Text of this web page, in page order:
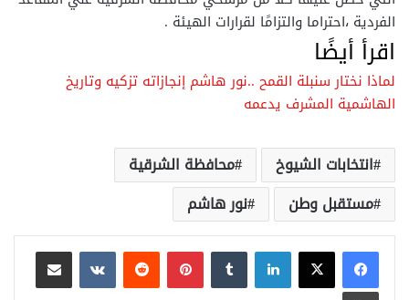
الفردية ،احتراما والتزامًا لقرارات الهيئة .
اقرأ أيضًا
لماذا نختار سنبلة القمح ..نور هاشم إنجازاته تزكيه وتاريخ
الهاشمية المشرف يدعمه
انتخابات الشيوخ
محافظة الشرقية
مستقبل وطن
نور هاشم
لينكدإن بينتيريست
مشاركة عبر البريد
طباعة